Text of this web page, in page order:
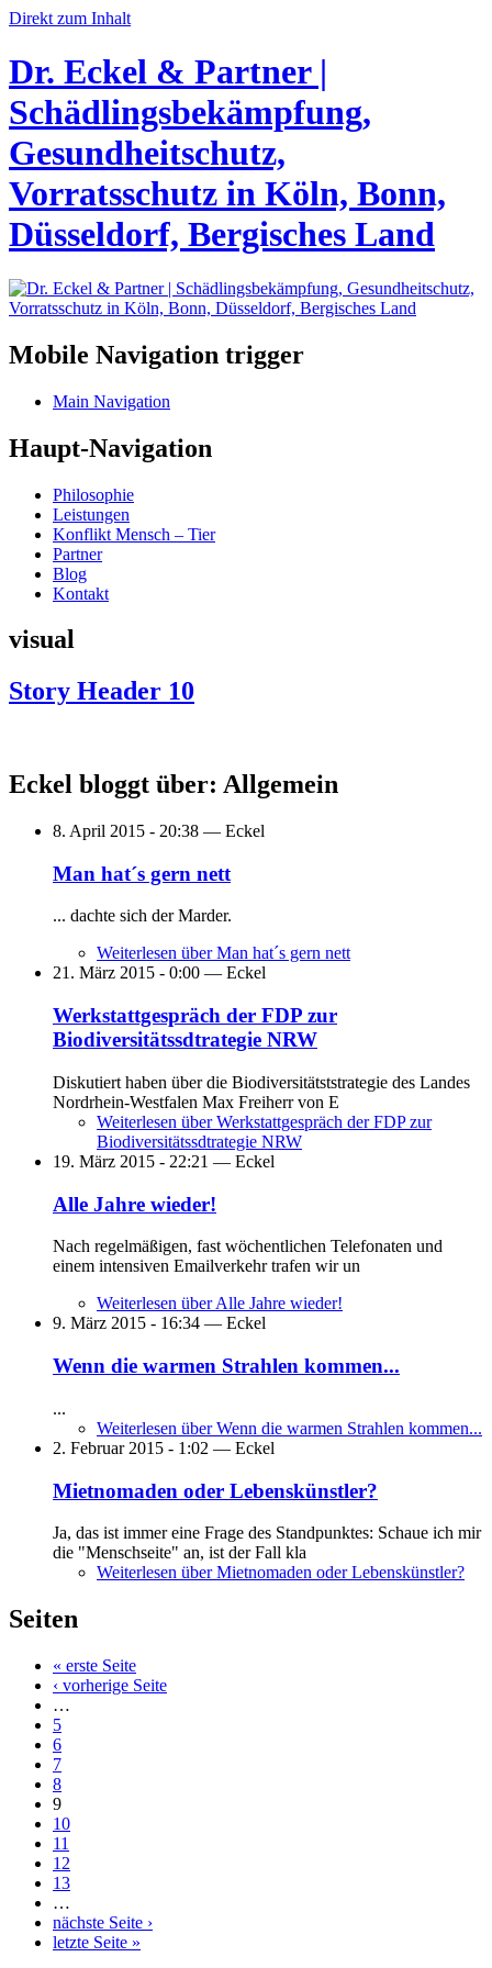
Direkt zum Inhalt
Dr. Eckel & Partner |
Schädlingsbekämpfung,
Gesundheitschutz,
Vorratsschutz in Köln, Bonn,
Düsseldorf, Bergisches Land
Mobile Navigation trigger
Main Navigation
Haupt-Navigation
Philosophie
Leistungen
Konflikt Mensch – Tier
Partner
Blog
Kontakt
visual
Story Header 10
Eckel bloggt über: Allgemein
8. April 2015 - 20:38 — Eckel
Man hat´s gern nett
... dachte sich der Marder.
Weiterlesen über Man hat´s gern nett
21. März 2015 - 0:00 — Eckel
Werkstattgespräch der FDP zur
Biodiversitätssdtrategie NRW
Diskutiert haben über die Biodiversitätststrategie des Landes
Nordrhein-Westfalen Max Freiherr von E
Weiterlesen über Werkstattgespräch der FDP zur
Biodiversitätssdtrategie NRW
19. März 2015 - 22:21 — Eckel
Alle Jahre wieder!
Nach regelmäßigen, fast wöchentlichen Telefonaten und
einem intensiven Emailverkehr trafen wir un
Weiterlesen über Alle Jahre wieder!
9. März 2015 - 16:34 — Eckel
Wenn die warmen Strahlen kommen...
...
Weiterlesen über Wenn die warmen Strahlen kommen...
2. Februar 2015 - 1:02 — Eckel
Mietnomaden oder Lebenskünstler?
Ja, das ist immer eine Frage des Standpunktes: Schaue ich mir
die "Menschseite" an, ist der Fall kla
Weiterlesen über Mietnomaden oder Lebenskünstler?
Seiten
« erste Seite
‹ vorherige Seite
…
5
6
7
8
9
10
11
12
13
…
nächste Seite ›
letzte Seite »